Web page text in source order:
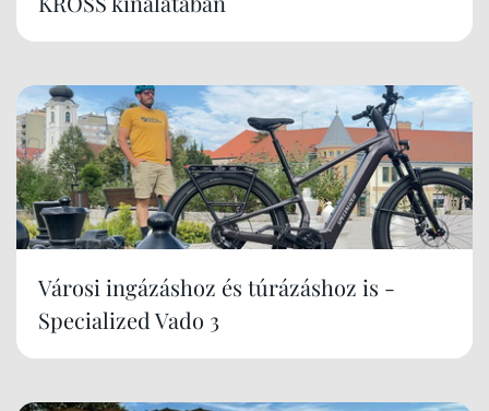
Városi ingázáshoz és túrázáshoz is -
Specialized Vado 3